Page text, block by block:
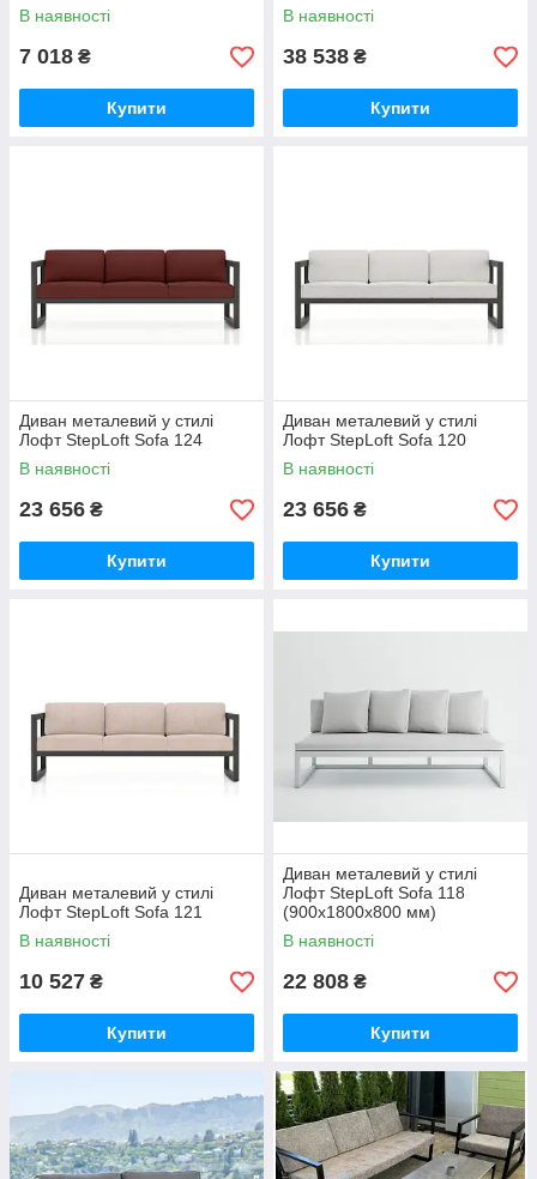
В наявності
7 018 ₴
Купити
В наявності
38 538 ₴
Купити
Диван металевий у стилі
Лофт StepLoft Sofa 124
В наявності
23 656 ₴
Купити
Диван металевий у стилі
Лофт StepLoft Sofa 120
В наявності
23 656 ₴
Купити
Диван металевий у стилі
Лофт StepLoft Sofa 121
В наявності
10 527 ₴
Купити
Диван металевий у стилі
Лофт StepLoft Sofa 118
(900x1800x800 мм)
В наявності
22 808 ₴
Купити